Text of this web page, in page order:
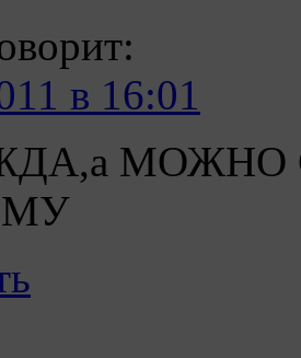
в 16:01
МОЖНО